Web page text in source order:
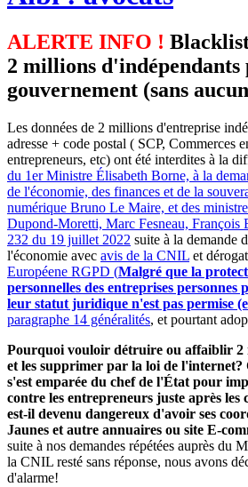
ALERTE INFO !
2 millions d'indépendants
gouvernement (sans
Les données de 2 millions d'entreprise
adresse + code postal ( SCP, Commerces
entrepreneurs, etc) ont été interdites à la
du 1er Ministre Élisabeth Borne, à la
de l'économie, des finances et de la
numérique Bruno Le Maire, et des
Dupond-Moretti, Marc Fesneau, François
232 du 19 juillet 2022 suite à la demande
l'économie avec avis de la CNIL et
Européene RGPD (Malgré que la
personnelles des entreprises personnes
leur statut juridique n'est pas permise
paragraphe 14 généralités, et pourtant
Pourquoi vouloir détruire ou affaiblir 2
et les supprimer par la loi de l'internet?
s'est emparée du chef de l'État pour
contre les entrepreneurs juste après les
est-il devenu dangereux d'avoir ses
Jaunes et autre annuaires ou site E-
suite à nos demandes répétées auprès du
la CNIL resté sans réponse, nous avons
d'alarme!